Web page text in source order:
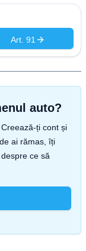
Art. 91
auto?
ți cont și
ai rămas, îți
ce să